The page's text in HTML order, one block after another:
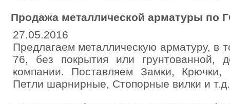
Продажа металлической арматуры по
27.05.2016
Предлагаем металлическую арматуру, в
76, без покрытия или грунтованной,
компании. Поставляем Замки, Крючки,
Петли шарнирные, Стопорные вилки и т.д.